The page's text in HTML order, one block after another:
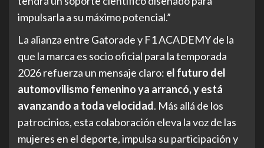
impulsarla a su máximo potencial.”
La alianza entre Gatorade y F1 ACADEMY de la
que la marca es socio oficial para la temporada
2026 refuerza un mensaje claro: el futuro del
automovilismo femenino ya arrancó, y está
avanzando a toda velocidad. Más allá de los
patrocinios, esta colaboración eleva la voz de las
mujeres en el deporte, impulsa su participación y